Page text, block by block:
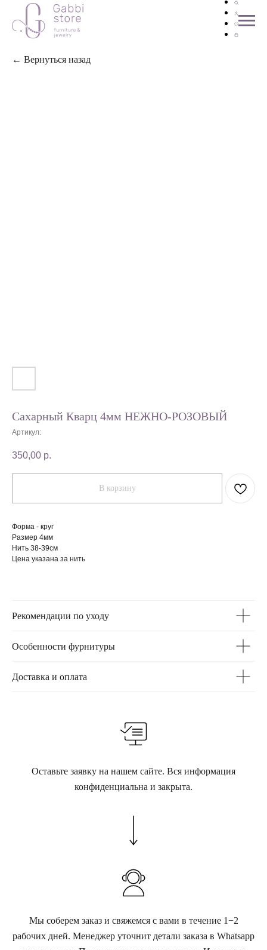
← Вернуться назад
Сахарный Кварц 4мм НЕЖНО-РОЗОВЫЙ
Артикул:
350,00 р.
В корзину
Форма - круг
Размер 4мм
Нить 38-39см
Цена указана за нить
Рекомендации по уходу
Особенности фурнитуры
Доставка и оплата
Оставьте заявку на нашем сайте. Вся информация
конфиденциальна и закрыта.
Мы соберем заказ и свяжемся с вами в течение 1−2
рабочих дней. Менеджер уточнит детали заказа в Whatsapp